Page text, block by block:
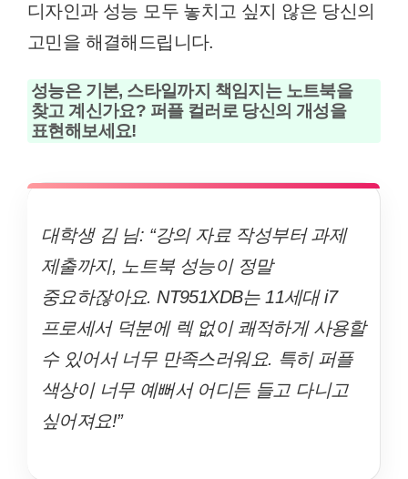
디자인과 성능 모두 놓치고 싶지 않은 당신의
고민을 해결해드립니다.
성능은 기본, 스타일까지 책임지는 노트북을
찾고 계신가요? 퍼플 컬러로 당신의 개성을
표현해보세요!
대학생 김 님: “강의 자료 작성부터 과제
제출까지, 노트북 성능이 정말
중요하잖아요. NT951XDB는 11세대 i7
프로세서 덕분에 렉 없이 쾌적하게 사용할
수 있어서 너무 만족스러워요. 특히 퍼플
색상이 너무 예뻐서 어디든 들고 다니고
싶어져요!”